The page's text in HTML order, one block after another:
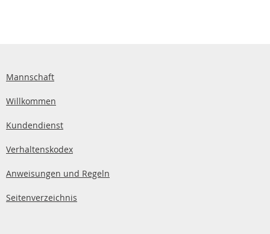
Mannschaft
Willkommen
Kundendienst
Verhaltenskodex
Anweisungen und Regeln
Seitenverzeichnis